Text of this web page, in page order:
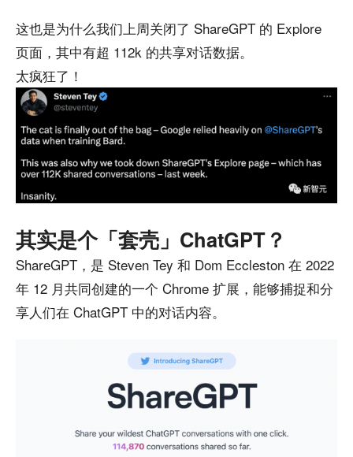
这也是为什么我们上周关闭了 ShareGPT 的 Explore
页面，其中有超 112k 的共享对话数据。
太疯狂了！
其实是个「套壳」ChatGPT？
ShareGPT，是 Steven Tey 和 Dom Eccleston 在 2022
年 12 月共同创建的一个 Chrome 扩展，能够捕捉和分
享人们在 ChatGPT 中的对话内容。